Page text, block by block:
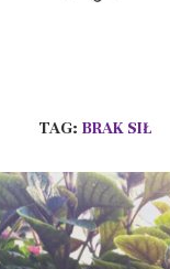
TAG: BRAK SIŁ